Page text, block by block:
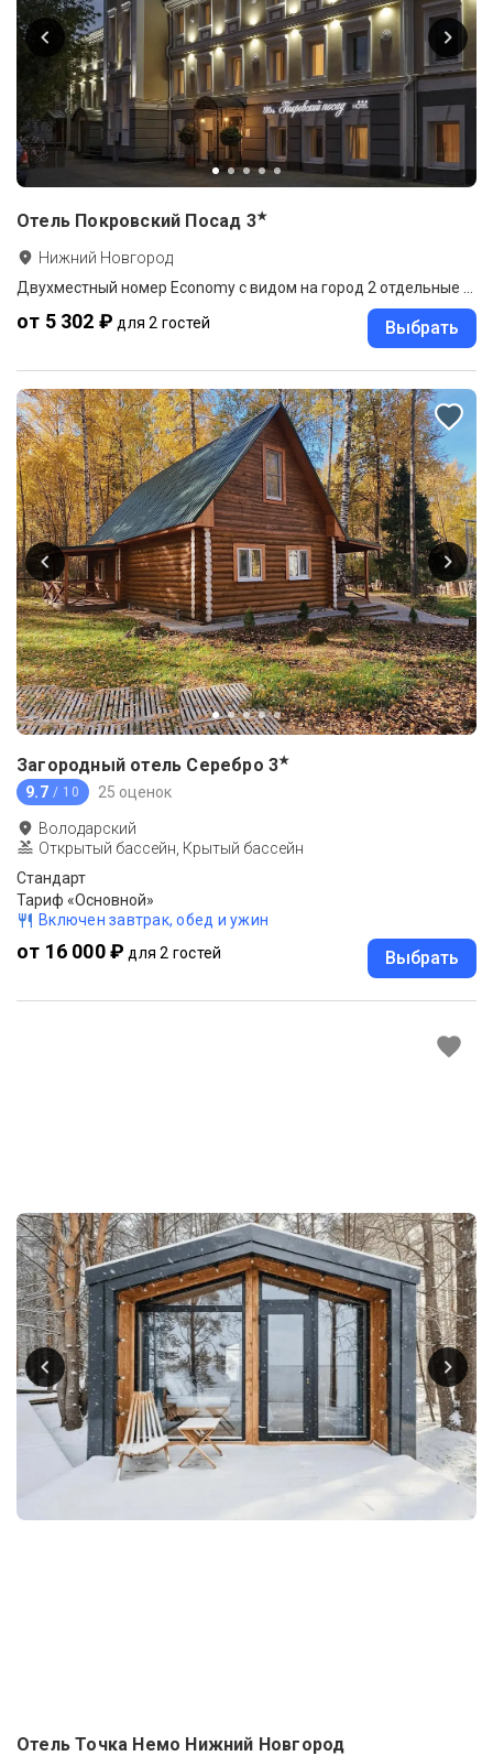
Отель Покровский Посад 3★
Нижний Новгород
от 5 302 ₽ для 2 гостей Выбрать
Загородный отель Серебро 3★
9.7 / 10 25 оценок
Володарский
Открытый бассейн, Крытый бассейн
Стандарт
Тариф «Основной»
Включен завтрак, обед и ужин
от 16 000 ₽ для 2 гостей Выбрать
Отель Точка Немо Нижний Новгород